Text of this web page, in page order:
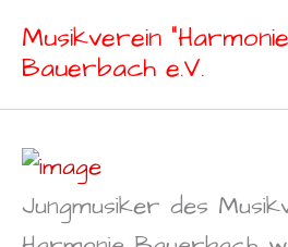
Inhalt
Musikverein
Bauerbach e.V.
Jungmusiker des